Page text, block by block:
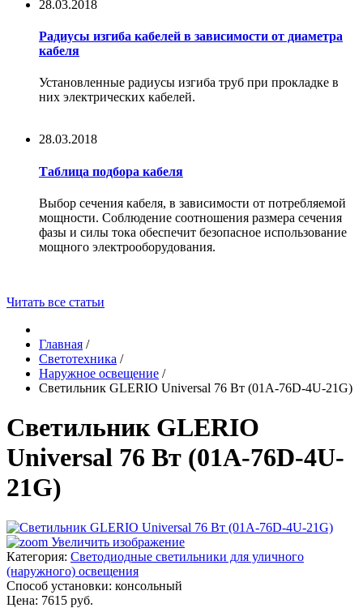
28.03.2018
Радиусы изгиба кабелей в зависимости от диаметра
кабеля
Установленные радиусы изгиба труб при прокладке в
них электрических кабелей.
28.03.2018
Таблица подбора кабеля
Выбор сечения кабеля, в зависимости от потребляемой
мощности. Соблюдение соотношения размера сечения
фазы и силы тока обеспечит безопасное использование
мощного электрооборудования.
Читать все статьи
Главная /
Светотехника /
Наружное освещение /
Светильник GLERIO Universal 76 Вт (01A-76D-4U-21G)
Светильник GLERIO
Universal 76 Вт (01A-76D-4U-
21G)
Увеличить изображение
Категория: Светодиодные светильники для уличного
(наружного) освещения
Способ установки: консольный
Цена: 7615 руб.